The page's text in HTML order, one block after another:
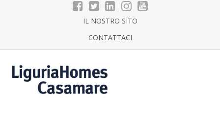
IL NOSTRO SITO
CONTATTACI